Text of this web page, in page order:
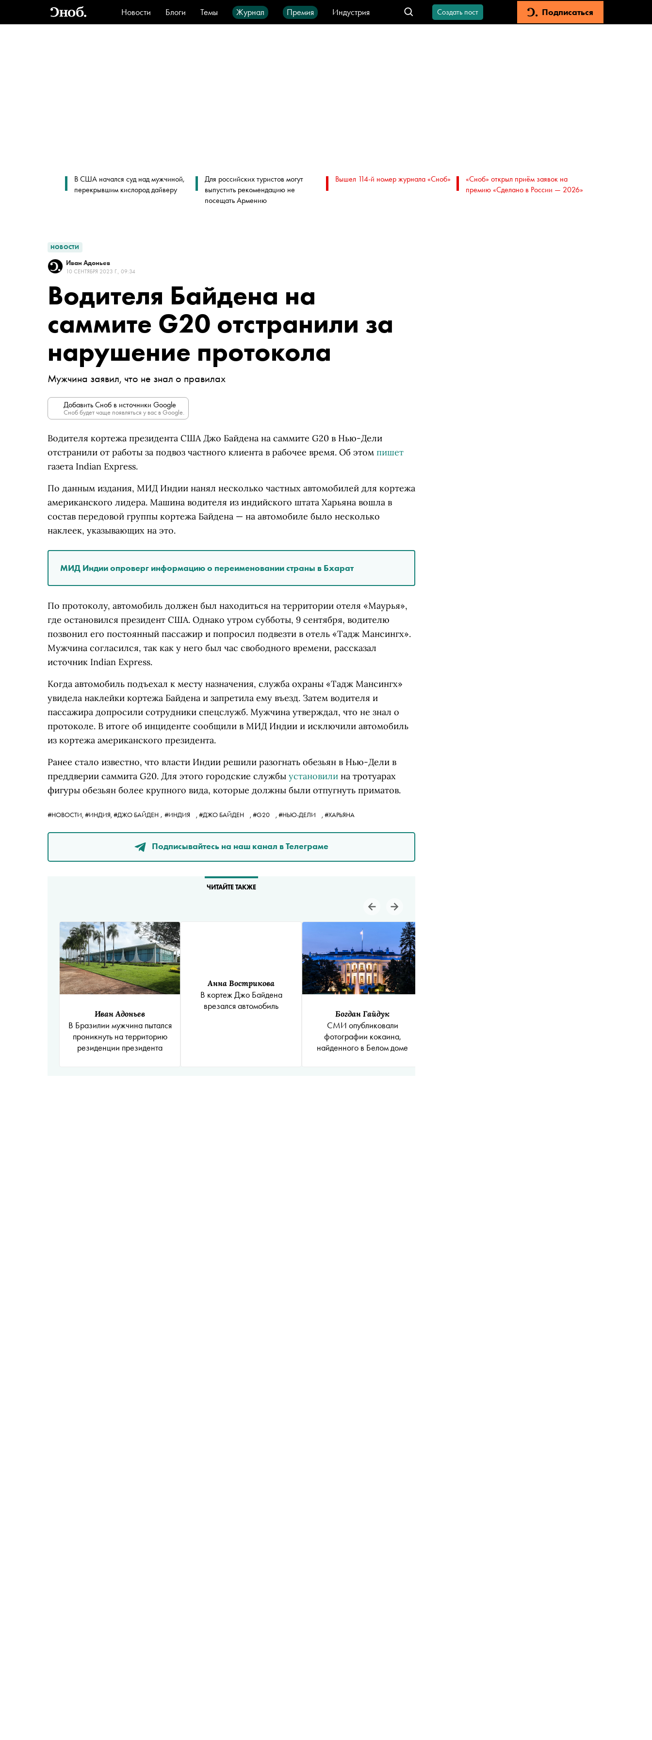
Новости Блоги Темы Журнал Премия
Индустрия
Стиль
Видео Город IT-продукты
Создать пост Подписаться
В США начался суд над мужчиной,
перекрывшим кислород дайверу
Для российских туристов могут
выпустить рекомендацию не
посещать Армению
Вышел 114-й номер журнала «Сноб»
«Сноб» открыл приём заявок на
премию «Сделано в России — 2026»
НОВОСТИ
Иван Адоньев
10 СЕНТЯБРЯ 2023 Г., 09:34
Водителя Байдена на
саммите G20 отстранили за
нарушение протокола
Мужчина заявил, что не знал о правилах
Добавить Сноб в источники Google
Сноб будет чаще появляться у вас в Google.
Водителя кортежа президента США Джо Байдена на саммите G20 в Нью-Дели
отстранили от работы за подвоз частного клиента в рабочее время. Об этом пишет
газета Indian Express.
По данным издания, МИД Индии нанял несколько частных автомобилей для кортежа
американского лидера. Машина водителя из индийского штата Харьяна вошла в
состав передовой группы кортежа Байдена — на автомобиле было несколько
наклеек, указывающих на это.
МИД Индии опроверг информацию о переименовании страны в Бхарат
По протоколу, автомобиль должен был находиться на территории отеля «Маурья»,
где остановился президент США. Однако утром субботы, 9 сентября, водителю
позвонил его постоянный пассажир и попросил подвезти в отель «Тадж Мансингх».
Мужчина согласился, так как у него был час свободного времени, рассказал
источник Indian Express.
Когда автомобиль подъехал к месту назначения, служба охраны «Тадж Мансингх»
увидела наклейки кортежа Байдена и запретила ему въезд. Затем водителя и
пассажира допросили сотрудники спецслужб. Мужчина утверждал, что не знал о
протоколе. В итоге об инциденте сообщили в МИД Индии и исключили автомобиль
из кортежа американского президента.
Ранее стало известно, что власти Индии решили разогнать обезьян в Нью-Дели в
преддверии саммита G20. Для этого городские службы установили на тротуарах
фигуры обезьян более крупного вида, которые должны были отпугнуть приматов.
#НОВОСТИ, #ИНДИЯ, #ДЖО БАЙДЕН , #ИНДИЯ , #ДЖО БАЙДЕН , #G20 , #НЬЮ-ДЕЛИ , #ХАРЬЯНА
Подписывайтесь на наш канал в Телеграме
ЧИТАЙТЕ ТАКЖЕ
Иван Адоньев
В Бразилии мужчина пытался
проникнуть на территорию
резиденции президента
Анна Вострикова
В кортеж Джо Байдена
врезался автомобиль
Богдан Гайдук
СМИ опубликовали
фотографии кокаина,
найденного в Белом доме